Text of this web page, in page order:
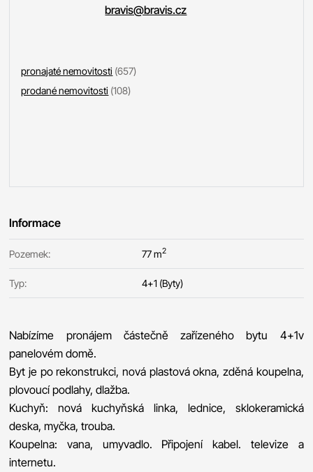
bravis@bravis.cz
pronajaté nemovitosti (657)
prodané nemovitosti (108)
Informace
Pozemek: 77 m2
Typ: 4+1 (Byty)
Nabízíme pronájem částečně zařízeného bytu 4+1v
panelovém domě.
Byt je po rekonstrukci, nová plastová okna, zděná koupelna,
plovoucí podlahy, dlažba.
Kuchyň: nová kuchyňská linka, lednice, sklokeramická
deska, myčka, trouba.
Koupelna: vana, umyvadlo. Připojení kabel. televize a
internetu.